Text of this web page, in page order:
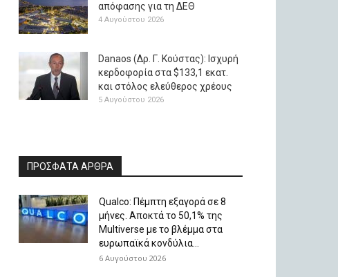
απόφασης για τη ΔΕΘ
4 Αυγούστου 2026
Danaos (Δρ. Γ. Κούστας): Ισχυρή
κερδοφορία στα $133,1 εκατ.
και στόλος ελεύθερος χρέους
5 Αυγούστου 2026
ΠΡΟΣΦΑΤΑ ΑΡΘΡΑ
Qualco: Πέμπτη εξαγορά σε 8
μήνες. Aποκτά το 50,1% της
Multiverse με το βλέμμα στα
ευρωπαϊκά κονδύλια...
6 Αυγούστου 2026